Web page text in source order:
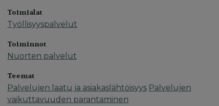
Toimialat
Työllisyyspalvelut
Toiminnot
Nuorten palvelut
Teemat
Palvelujen laatu ja asiakaslähtöisyys Palvelujen
vaikuttavuuden parantaminen